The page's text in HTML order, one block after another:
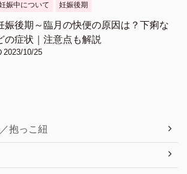
娠中について 妊娠後期
娠後期～臨月の快便の原因は？下痢な
の症状｜注意点も解説
2023/10/25
抱っこ紐